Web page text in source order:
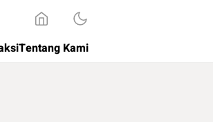
Tentang Kami